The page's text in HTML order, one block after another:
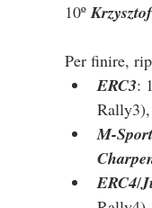
10º
Per finire,
ERC3:
Rally3),
M-
ERC4/